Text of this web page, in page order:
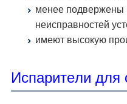
менее подвержены
неисправностей
имеют высокую
Иcпapитeли для